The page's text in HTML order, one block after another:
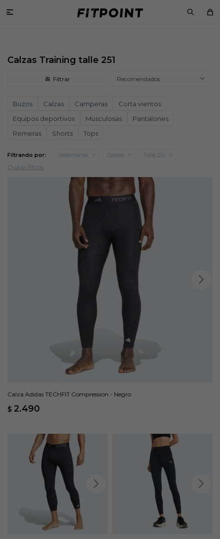

Calzas Training talle 251
Recomendados
Buzos Calzas Camperas
Corta vientos
Equipos deportivos
Musculosas
Pantalones
Remeras
Shorts Tops
Filtrando por: Vestimenta Calzas Talle 251
Quitar filtros
Calza Adidas TECHFIT Compression - Negro
$ 2.490